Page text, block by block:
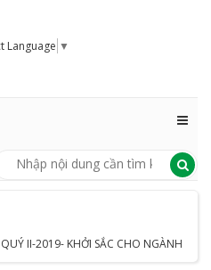
Language ▼
II-2019- KHỞI SẮC CHO NGÀNH